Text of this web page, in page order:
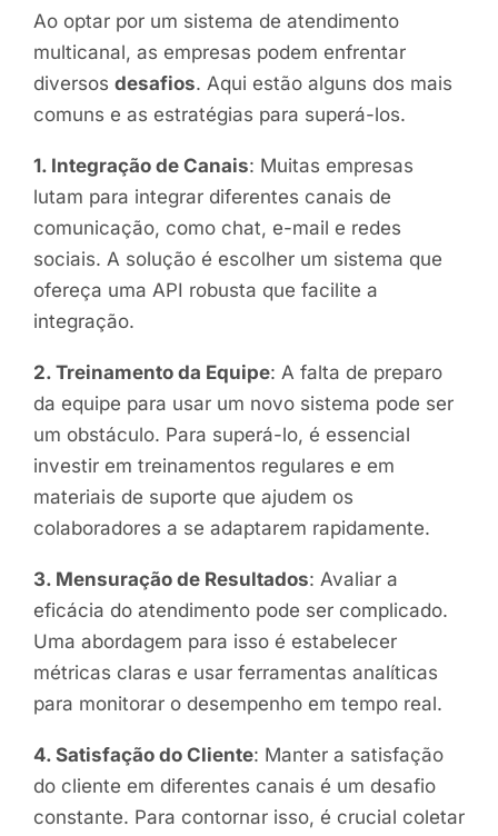
Ao optar por um sistema de atendimento
multicanal, as empresas podem enfrentar
diversos desafios. Aqui estão alguns dos mais
comuns e as estratégias para superá-los.
1. Integração de Canais: Muitas empresas
lutam para integrar diferentes canais de
comunicação, como chat, e-mail e redes
sociais. A solução é escolher um sistema que
ofereça uma API robusta que facilite a
integração.
2. Treinamento da Equipe: A falta de preparo
da equipe para usar um novo sistema pode ser
um obstáculo. Para superá-lo, é essencial
investir em treinamentos regulares e em
materiais de suporte que ajudem os
colaboradores a se adaptarem rapidamente.
3. Mensuração de Resultados: Avaliar a
eficácia do atendimento pode ser complicado.
Uma abordagem para isso é estabelecer
métricas claras e usar ferramentas analíticas
para monitorar o desempenho em tempo real.
4. Satisfação do Cliente: Manter a satisfação
do cliente em diferentes canais é um desafio
constante. Para contornar isso, é crucial coletar